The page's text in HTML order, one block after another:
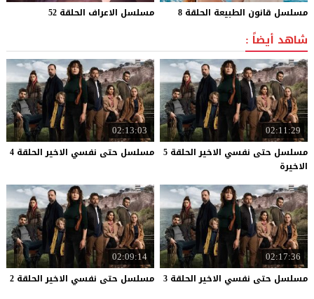
مسلسل قانون الطبيعة الحلقة 8 مسلسل الاعراف الحلقة 52
شاهد أيضاً :
02:11:29
مسلسل حتى نفسي الاخير الحلقة 5
الاخيرة
02:13:03
مسلسل حتى نفسي الاخير الحلقة 4
02:17:36
مسلسل حتى نفسي الاخير الحلقة 3
02:09:14
مسلسل حتى نفسي الاخير الحلقة 2